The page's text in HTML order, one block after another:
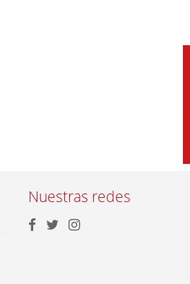
Nuestras redes